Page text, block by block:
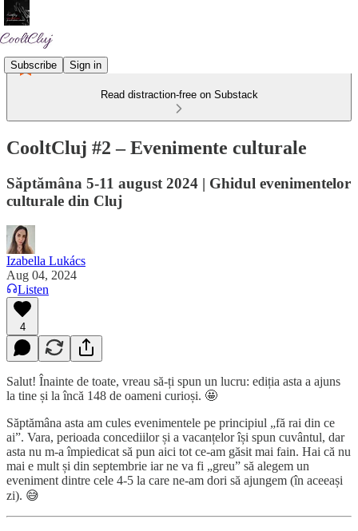
Subscribe Sign in
Read distraction-free on Substack
CooltCluj #2 – Evenimente culturale
Săptămâna 5-11 august 2024 | Ghidul evenimentelor
culturale din Cluj
Izabella Lukács
Aug 04, 2024
Listen
4
Salut! Înainte de toate, vreau să-ți spun un lucru: ediția asta a ajuns
la tine și la încă 148 de oameni curioși. 🤩
Săptămâna asta am cules evenimentele pe principiul „fă rai din ce
ai”. Vara, perioada concediilor și a vacanțelor își spun cuvântul, dar
asta nu m-a împiedicat să pun aici tot ce-am găsit mai fain. Hai că nu
mai e mult și din septembrie iar ne va fi „greu” să alegem un
eveniment dintre cele 4-5 la care ne-am dori să ajungem (în aceeași
zi). 😅